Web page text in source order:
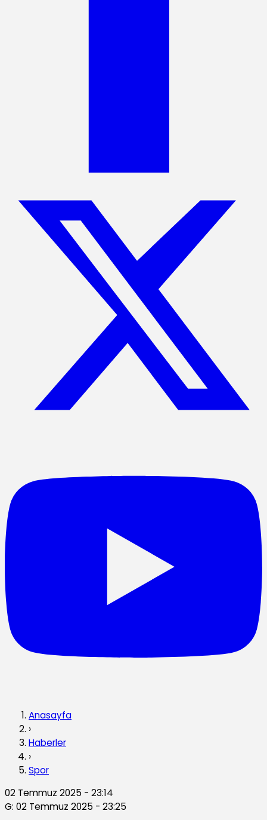
Anasayfa
›
Haberler
›
Spor
02 Temmuz 2025 - 23:14
G: 02 Temmuz 2025 - 23:25